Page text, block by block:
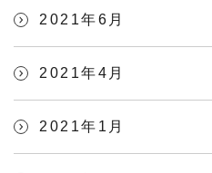
2021年6月
2021年4月
2021年1月